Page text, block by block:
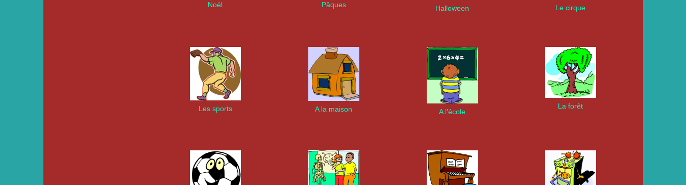
Noël Pâques Halloween Le cirque
Les sports A la maison A l'école
La forêt